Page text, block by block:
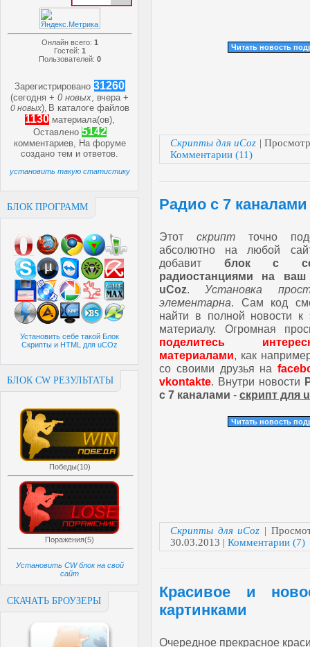
Онлайн всего: 1
Гостей: 1
Пользователей: 0
Зарегистрировано 31260
(сегодня +0 новых, вчера +
0 новых) В каталоге файлов
1130 материала(ов),
Оставлено 5142
комментариев, На форуме
созданотем иответов.
установить такую статистику
БЛОК ПРОГРАММ
Установить себе такой Блок
Скрипты и HTML для uCOz
БЛОК CW РЕЗУЛЬТАТЫ
Победы(10)
Поражения(5)
Установить CW блок на свой
сайт
СКАЧАТЬ БРОУЗЕРЫ
Читать новость
Скрипты для uCoz |
Комментарии (11)
Радио с 7
Этот скрипт точно
абсолютно на любой
добавит блок с
радиостанциями на ваш
uCoz.Установка
элементарна. Сам код
найти в полной новости к
материалу. Огромная
поделитесь
материалами, как
со своими друзья на
vkontakte. Внутри новости
с 7 каналами - скрипт для
Читать новость
Скрипты для uCoz |
30.03.2013 | Комментарии (7)
Красивое и
картинками
Очередное прекрасное